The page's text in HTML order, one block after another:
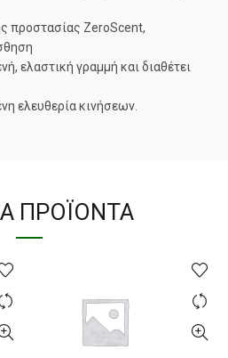
προστασίας ZeroScent,
ελαστική γραμμή και διαθέτει
ελευθερία κινήσεων.
ΠΡΟΪΌΝΤΑ